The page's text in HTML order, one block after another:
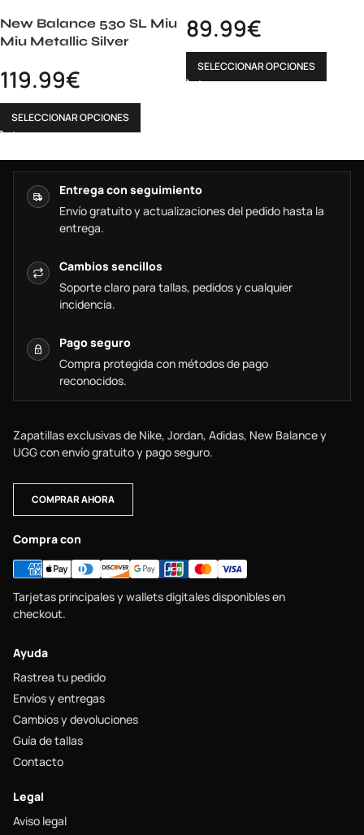
New Balance 530 SL Miu
Miu Metallic Silver
119.99€
SELECCIONAR OPCIONES
89.99€
SELECCIONAR OPCIONES
Entrega con seguimiento
Envío gratuito y actualizaciones del pedido hasta la
entrega.
Cambios sencillos
Soporte claro para tallas, pedidos y cualquier
incidencia.
Pago seguro
Compra protegida con métodos de pago
reconocidos.
Zapatillas exclusivas de Nike, Jordan, Adidas, New Balance y
UGG con envío gratuito y pago seguro.
COMPRAR AHORA
Compra con
Tarjetas principales y wallets digitales disponibles en
checkout.
Ayuda
Rastrea tu pedido
Envíos y entregas
Cambios y devoluciones
Guía de tallas
Contacto
Legal
Aviso legal